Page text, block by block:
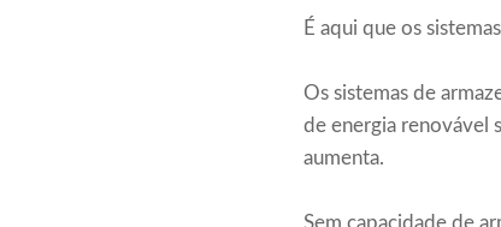
É aqui que os
Os sistemas de
de energia renovável
aumenta.